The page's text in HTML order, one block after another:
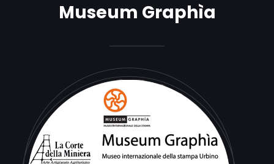
Museum Graphìa